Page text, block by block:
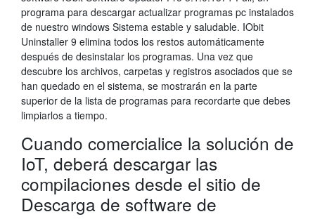
programa para descargar actualizar programas pc instalados
de nuestro windows Sistema estable y saludable. IObit
Uninstaller 9 elimina todos los restos automáticamente
después de desinstalar los programas. Una vez que
descubre los archivos, carpetas y registros asociados que se
han quedado en el sistema, se mostrarán en la parte
superior de la lista de programas para recordarte que debes
limpiarlos a tiempo.
Cuando comercialice la solución de
IoT, deberá descargar las
compilaciones desde el sitio de
Descarga de software de